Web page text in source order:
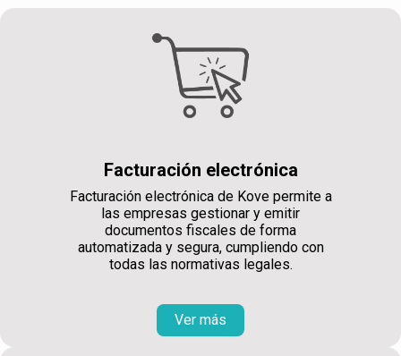
Facturación electrónica
Facturación electrónica de Kove permite a
las empresas gestionar y emitir
documentos fiscales de forma
automatizada y segura, cumpliendo con
todas las normativas legales.
Ver más